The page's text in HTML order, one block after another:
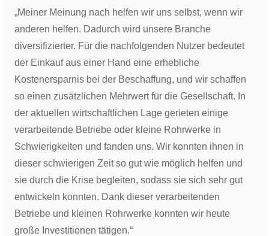
„Meiner Meinung nach helfen wir uns selbst, wenn wir
anderen helfen. Dadurch wird unsere Branche
diversifizierter. Für die nachfolgenden Nutzer bedeutet
der Einkauf aus einer Hand eine erhebliche
Kostenersparnis bei der Beschaffung, und wir schaffen
so einen zusätzlichen Mehrwert für die Gesellschaft. In
der aktuellen wirtschaftlichen Lage gerieten einige
verarbeitende Betriebe oder kleine Rohrwerke in
Schwierigkeiten und fanden uns. Wir konnten ihnen in
dieser schwierigen Zeit so gut wie möglich helfen und
sie durch die Krise begleiten, sodass sie sich sehr gut
entwickeln konnten. Dank dieser verarbeitenden
Betriebe und kleinen Rohrwerke konnten wir heute
große Investitionen tätigen.“